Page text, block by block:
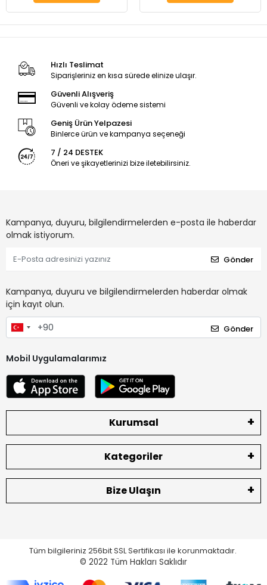
Hızlı Teslimat
Siparişleriniz en kısa sürede elinize ulaşır.
Güvenli Alışveriş
Güvenli ve kolay ödeme sistemi
Geniş Ürün Yelpazesi
Binlerce ürün ve kampanya seçeneği
7 / 24 DESTEK
Öneri ve şikayetlerinizi bize iletebilirsiniz.
Kampanya, duyuru, bilgilendirmelerden e-posta ile haberdar
olmak istiyorum.
Gönder
Kampanya, duyuru ve bilgilendirmelerden haberdar olmak
için kayıt olun.
Gönder
Mobil Uygulamalarımız
Kurumsal
Kategoriler
Bize Ulaşın
Tüm bilgileriniz 256bit SSL Sertifikası ile korunmaktadır.
© 2022 Tüm Hakları Saklıdır